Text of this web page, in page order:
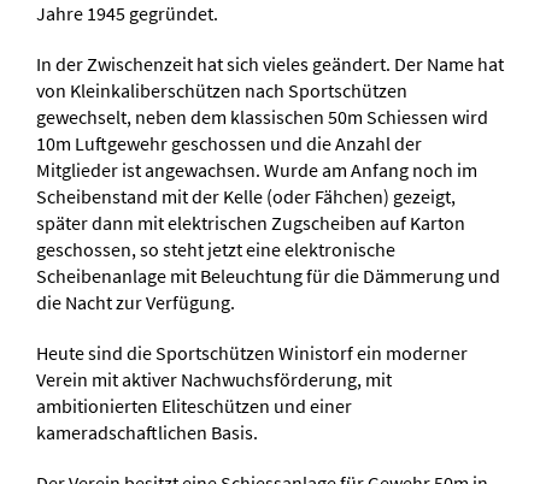
Jahre 1945 gegründet.
In der Zwischenzeit hat sich vieles geändert. Der Name hat
von Kleinkaliberschützen nach Sportschützen
gewechselt, neben dem klassischen 50m Schiessen wird
10m Luftgewehr geschossen und die Anzahl der
Mitglieder ist angewachsen. Wurde am Anfang noch im
Scheibenstand mit der Kelle (oder Fähchen) gezeigt,
später dann mit elektrischen Zugscheiben auf Karton
geschossen, so steht jetzt eine elektronische
Scheibenanlage mit Beleuchtung für die Dämmerung und
die Nacht zur Verfügung.
Heute sind die Sportschützen Winistorf ein moderner
Verein mit aktiver Nachwuchsförderung, mit
ambitionierten Eliteschützen und einer
kameradschaftlichen Basis.